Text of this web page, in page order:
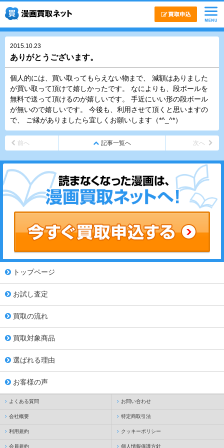
2015.10.23
ありがとうございます。
個人的には、買い取ってもらえない物まで、 減額はありました
が買い取って頂けて嬉しかったです。 なによりも、段ボールを
無料で送って頂けるのが嬉しいです。 手近にいい形の段ボール
が無いので嬉しいです。 今後も、利用させて頂くと思いますの
で、 ご縁がありましたら宜しくお願いします（*^_^*）
前へ 記事一覧へ 次へ
トップページ
お試し査定
買取の流れ
買取対象商品
選ばれる理由
お客様の声
よくある質問 お問い合わせ
会社概要 特定商取引法
利用規約 クッキーポリシー
会員規約 個人情報保護方針